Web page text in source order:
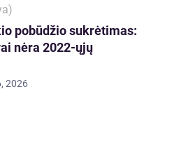
pobūdžio sukrėtimas:
nėra 2022-ųjų
2026